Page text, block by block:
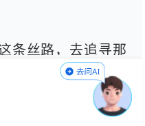
条丝路，去追寻那
责任编辑：钱嘉榀